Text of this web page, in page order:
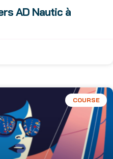
AD Nautic à
COURSE